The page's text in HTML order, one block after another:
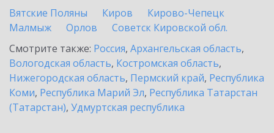
Вятские Поляны
Киров
Кирово-Чепецк
Малмыж
Орлов
Советск Кировской обл.
Смотрите также: Россия, Архангельская область,
Вологодская область, Костромская область,
Нижегородская область, Пермский край, Республика
Коми, Республика Марий Эл, Республика Татарстан
(Татарстан), Удмуртская республика